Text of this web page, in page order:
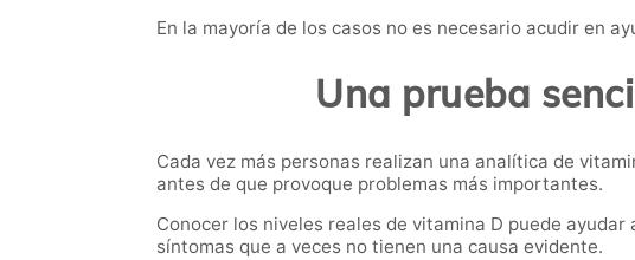
En la mayoría de los casos no es necesario acudir en
Una prueba
Cada vez más personas realizan una analítica de
antes de que provoque problemas más importantes.
Conocer los niveles reales de vitamina D puede
síntomas que a veces no tienen una causa evidente.